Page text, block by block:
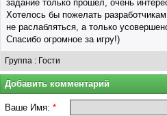
задание только прошел, очень
Хотелось бы пожелать
не раслабляться, а только
Спасибо огромное за игру!)
Группа : Гости
Добавить комментарий
Ваше Имя: *